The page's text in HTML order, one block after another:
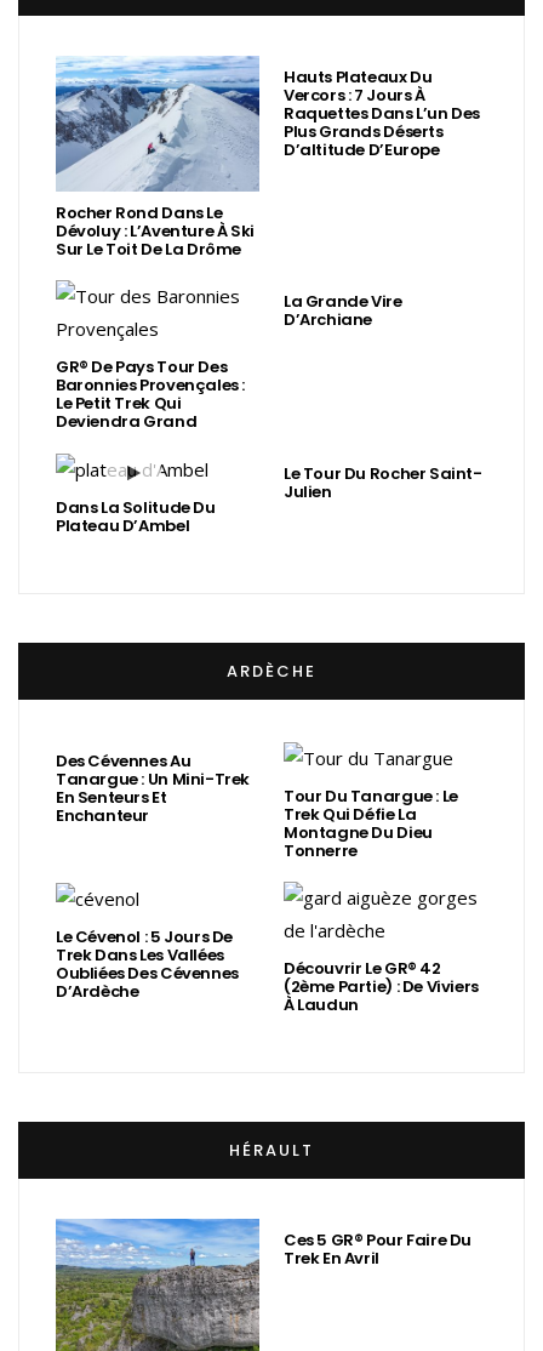
Rocher Rond Dans Le
Dévoluy : L’Aventure À Ski
Sur Le Toit De La Drôme
Hauts Plateaux Du
Vercors : 7 Jours À
Raquettes Dans L’un Des
Plus Grands Déserts
D’altitude D’Europe
GR® De Pays Tour Des
Baronnies Provençales :
Le Petit Trek Qui
Deviendra Grand
La Grande Vire
D’Archiane
Dans La Solitude Du
Plateau D’Ambel
Le Tour Du Rocher Saint-
Julien
ARDÈCHE
Des Cévennes Au
Tanargue : Un Mini-Trek
En Senteurs Et
Enchanteur
Tour Du Tanargue : Le
Trek Qui Défie La
Montagne Du Dieu
Tonnerre
Le Cévenol : 5 Jours De
Trek Dans Les Vallées
Oubliées Des Cévennes
D’Ardèche
Découvrir Le GR® 42
(2ème Partie) : De Viviers
À Laudun
HÉRAULT
Ces 5 GR® Pour Faire Du
Trek En Avril